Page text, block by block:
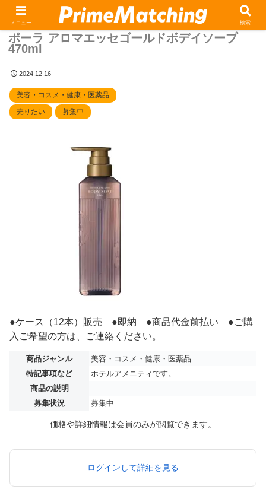
ポーラ アロマエッセゴールドボデイソープ470ml
ポーラ アロマエッセゴールドボデイソープ
470ml
2024.12.16
美容・コスメ・健康・医薬品
売りたい
募集中
●ケース（12本）販売 ●即納 ●商品代金前払い ●ご購
入ご希望の方は、ご連絡ください。
商品ジャンル
美容・コスメ・健康・医薬品
特記事項など
ホテルアメニティです。
商品の説明
募集状況
募集中
価格や詳細情報は会員のみが閲覧できます。
ログインして詳細を見る
メニュー 検索